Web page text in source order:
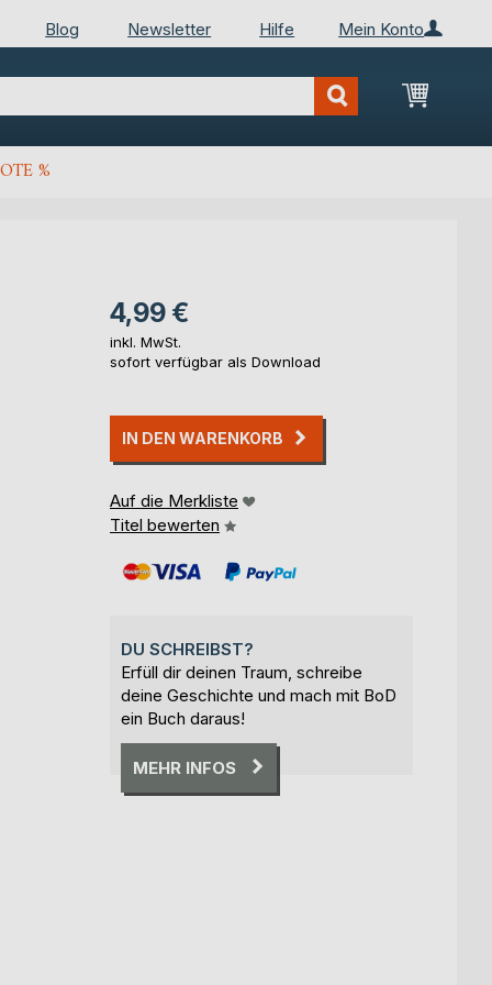
Mein Konto
Blog Newsletter Hilfe
Mein
%
4,99 €
inkl. MwSt.
sofort verfügbar als Download
IN DEN WARENKORB
Auf die Merkliste
Titel bewerten
DU SCHREIBST?
Erfüll dir deinen Traum, schreibe
deine Geschichte und mach mit BoD
ein Buch daraus!
MEHR INFOS